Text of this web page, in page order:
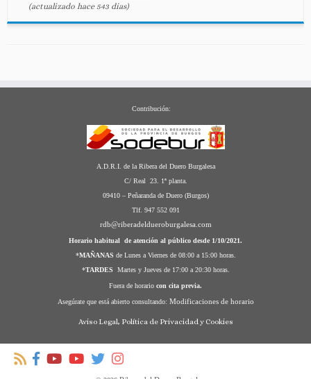
(actualizado hace 543 dias)
Contribución:
A.D.R.I. de la Ribera del Duero Burgalesa
C/ Real 23. 1ª planta.
09410 – Peñaranda de Duero (Burgos)
Tlf. 947 552 091
rdb@riberadeldueroburgalesa.com
Horario habitual de atención al público desde 1/10/2021.
*MAÑANAS de Lunes a Viernes de 08:00 a 15:00 horas.
*TARDES Martes y Jueves de 17:00 a 20:30 horas.
Fuera de horario con cita previa.
Asegúrate que está abierto consultando: Modificaciones de horario
Aviso Legal, Política de Privacidad y Cookies